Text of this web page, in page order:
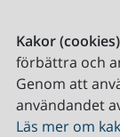
Kakor (cookies)
förbättra och
Genom att
användandet
Läs mer om